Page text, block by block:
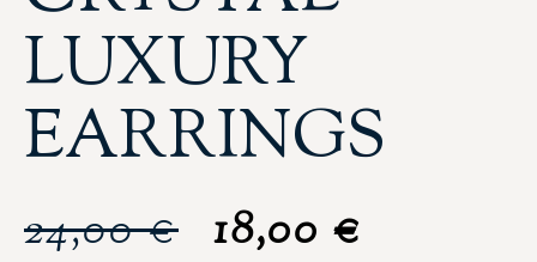
LUXURY
EARRINGS
24,00€ 18,00 €